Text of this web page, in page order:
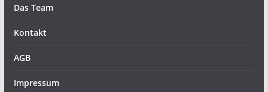
Das Team
Kontakt
AGB
Impressum